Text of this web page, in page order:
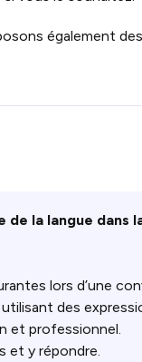
également des
la langue dans
lors d’une
des
et professionnel.
et y répondre.